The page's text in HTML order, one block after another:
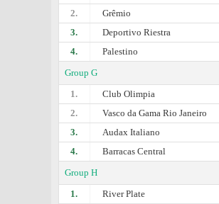
2.
Grêmio
3.
Deportivo Riestra
4.
Palestino
Group G
1.
Club Olimpia
2.
Vasco da Gama Rio Janeiro
3.
Audax Italiano
4.
Barracas Central
Group H
1.
River Plate